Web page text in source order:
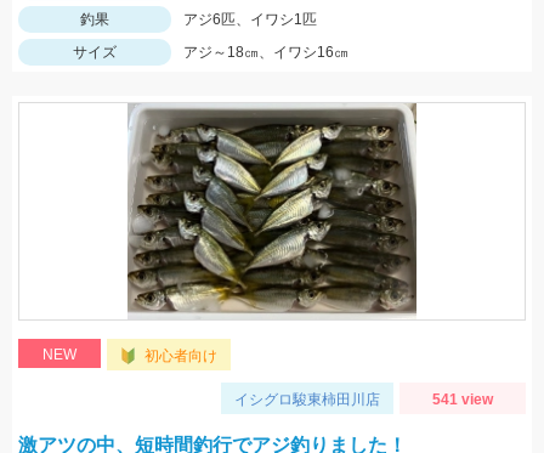
釣果
アジ6匹、イワシ1匹
サイズ
アジ～18㎝、イワシ16㎝
NEW 初心者向け
イシグロ駿東柿田川店 541 view
激アツの中、短時間釣行でアジ釣りました！